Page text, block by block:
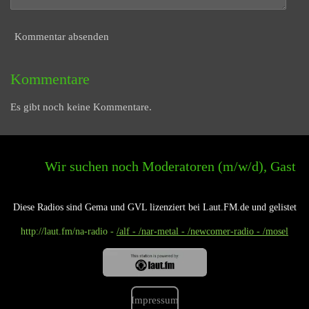
Kommentar absenden
Kommentare
Es gibt noch keine Kommentare.
Wir suchen noch Moderatoren (m/w/d), Gast -
Diese Radios sind Gema und GVL lizenziert bei Laut.FM.de und gelistet
http://laut.fm/na-radio - /alf - /nar-metal - /newcomer-radio - /mosel
Impressum